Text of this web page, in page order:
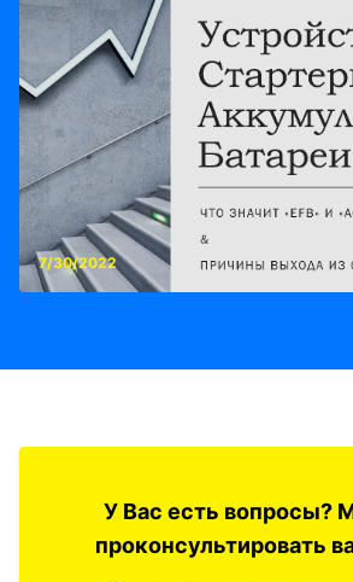
7/30/2022
У Вас есть вопросы?
проконсультировать